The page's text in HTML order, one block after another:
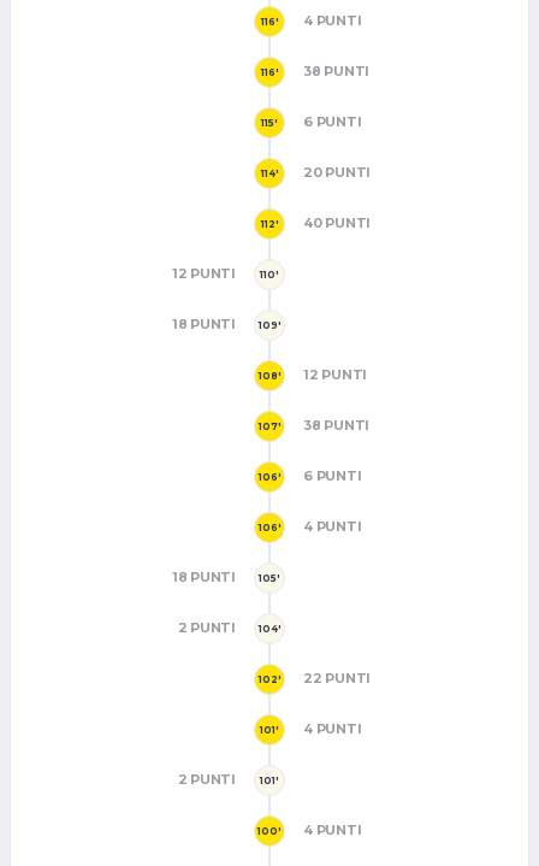
116' 4 PUNTI
116' 38 PUNTI
115' 6 PUNTI
114' 20 PUNTI
112' 40 PUNTI
110'
12 PUNTI
109'
18 PUNTI
108' 12 PUNTI
107' 38 PUNTI
106' 6 PUNTI
106' 4 PUNTI
105'
18 PUNTI
104'
2 PUNTI
102' 22 PUNTI
101' 4 PUNTI
101'
2 PUNTI
100' 4 PUNTI